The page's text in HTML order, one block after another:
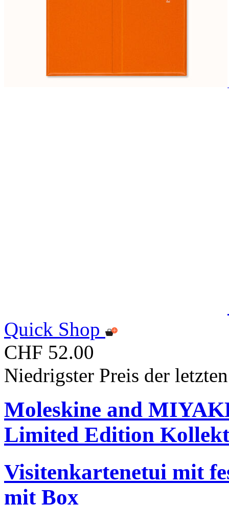
Quick Shop
CHF 52.00
Niedrigster Preis der
Moleskine and
Limited Edition
Visitenkartenetui mit
mit Box